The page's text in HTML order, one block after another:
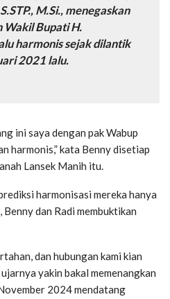
M.Si., menegaskan
Wakil Bupati H.
harmonis sejak dilantik
2021 lalu.
ini saya dengan pak Wabup
harmonis,” kata Benny disetiap
Lansek Manih itu.
harmonisasi mereka hanya
dan Radi membuktikan
dan hubungan kami kian
yakin bakal memenangkan
2024 mendatang